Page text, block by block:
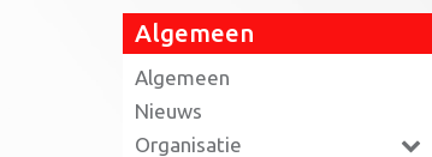
Algemeen
Algemeen
Nieuws
Organisatie